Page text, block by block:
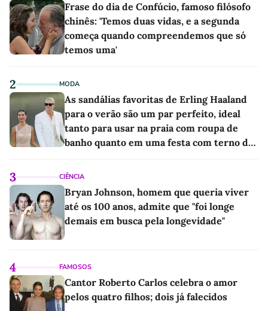
Frase do dia de Confúcio, famoso filósofo
chinês: 'Temos duas vidas, e a segunda
começa quando compreendemos que só
temos uma'
2 MODA
As sandálias favoritas de Erling Haaland
para o verão são um par perfeito, ideal
tanto para usar na praia com roupa de
banho quanto em uma festa com terno de
3 CIÊNCIA
Bryan Johnson, homem que queria viver
até os 100 anos, admite que "foi longe
demais em busca pela longevidade"
4 FAMOSOS
Cantor Roberto Carlos celebra o amor
pelos quatro filhos; dois já falecidos